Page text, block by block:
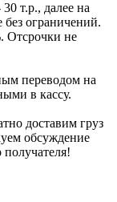
т.р., далее на
без ограничений.
Отсрочки не
переводом на
в кассу.
доставим груз
обсуждение
получателя!